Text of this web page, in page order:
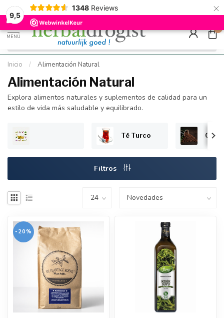
9,5
1348 Reviews ×
Kostenloser DE-Versand ab Mindestbestellwert |
Schnell geliefert
Minimum
Hızlı
MENÚ
0
Inicio / Alimentación Natural
Alimentación Natural
Explora alimentos naturales y suplementos de calidad para un
estilo de vida más saludable y equilibrado.
Té Turco Café
Filtros
-20%